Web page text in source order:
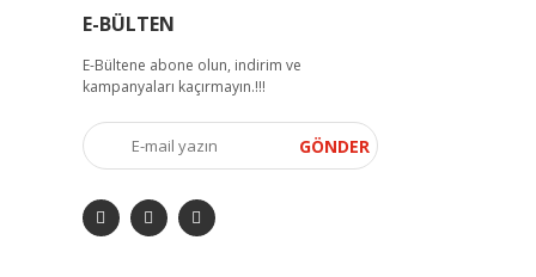
E-BÜLTEN
E-Bültene abone olun, indirim ve
kampanyaları kaçırmayın.!!!
GÖNDER